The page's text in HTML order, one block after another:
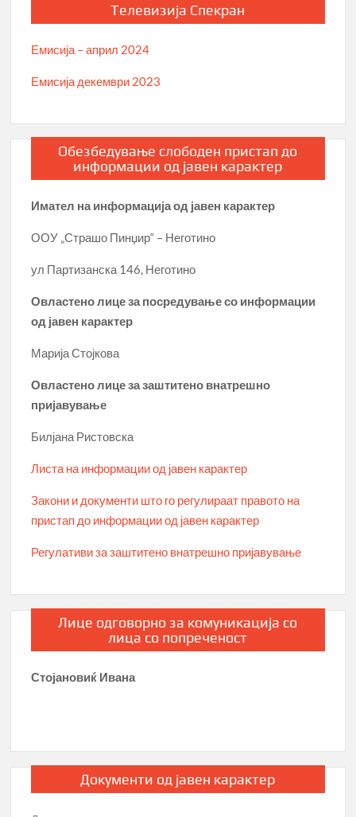
Телевизија Спекран
Емисија – април 2024
Емисија декември 2023
Обезбедување слободен пристап до
информации од јавен карактер
Имател на информација од јавен карактер
ООУ „Страшо Пинџир“ – Неготино
ул Партизанска 146, Неготино
Овластено лице за посредување со информации
од јавен карактер
Марија Стојкова
Овластено лице за заштитено внатрешно
пријавување
Билјана Ристовска
Листа на информации од јавен карактер
Закони и документи што го регулираат правото на
пристап до информации од јавен карактер
Регулативи за заштитено внатрешно пријавување
Лице одговорно за комуникација со
лица со попреченост
Стојановиќ Ивана
Документи од јавен карактер